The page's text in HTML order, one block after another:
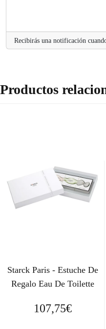
Recibirás una notificación
Productos
Starck Paris - Estuche De
Regalo Eau De Toilette
107,75€